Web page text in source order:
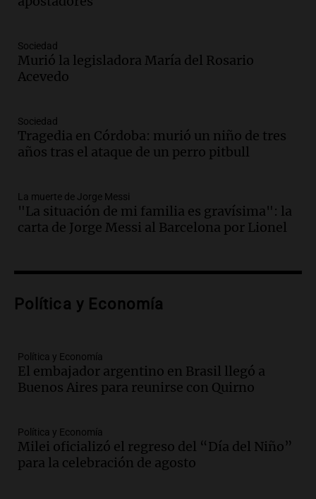
la historia del club de Irlanda
revolucionado por hinchas argentinos
Amamos los Domingos
Audio.
argentino regresa al país tras conflicto
con Brasil
Audio.Bomberos asisten a senderista
con fractura de tobillo en refugio Doña
Rosa
Episodios
investigación internacional sobre asma
Episodios
Audio.Suspenden descuento en SUBE y
aumentan tarifas del SUBTE en Buenos
Episodios
Audio.Kicillof critica la desregulación
financiera y el aumento de la morosidad
Sociedad
Murió la legisladora María del Rosario
Acevedo
Sociedad
Tragedia en Córdoba: murió un niño de tres
años tras el ataque de un perro pitbull
La muerte de Jorge Messi
"La situación de mi familia es gravísima": la
carta de Jorge Messi al Barcelona por Lionel
Política y Economía
Política y Economía
El embajador argentino en Brasil llegó a
Buenos Aires para reunirse con Quirno
Política y Economía
Milei oficializó el regreso del “Día del Niño”
para la celebración de agosto